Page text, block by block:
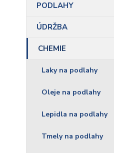
PODLAHY
ÚDRŽBA
CHEMIE
Laky na podlahy
Oleje na podlahy
Lepidla na podlahy
Tmely na podlahy